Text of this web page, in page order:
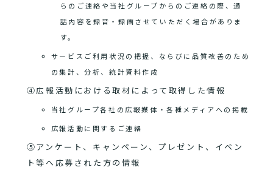
らのご連絡や当社グループからのご連絡の際、通
話内容を録音・録画させていただく場合がありま
す。
サービスご利用状況の把握、ならびに品質改善のため
の集計、分析、統計資料作成
④広報活動における取材によって取得した情報
当社グループ各社の広報媒体・各種メディアへの掲載
広報活動に関するご連絡
⑤アンケート、キャンペーン、プレゼント、イベン
ト等へ応募された方の情報